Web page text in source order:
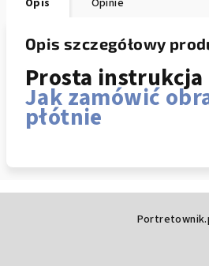
Opis Opinie
Opis szczegółowy
Prosta
Jak zamówić
płótnie